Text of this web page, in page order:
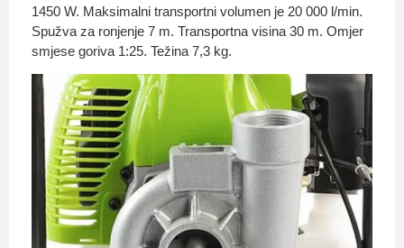
1450 W. Maksimalni transportni volumen je 20 000 l/min.
Spužva za ronjenje 7 m. Transportna visina 30 m. Omjer
smjese goriva 1:25. Težina 7,3 kg.
Privatnost kupca
Uvjeti i odredbe